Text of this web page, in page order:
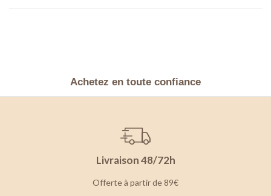
Achetez en toute confiance
Livraison 48/72h
Offerte à partir de 89€